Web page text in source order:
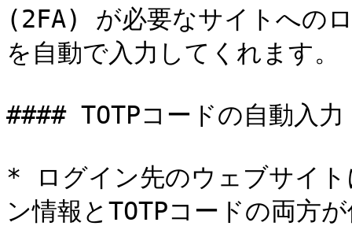
(2FA) が必要なサイトへの
を自動で入力してくれます。
#### TOTPコードの自動入力
* ログイン先のウェブサイ
ン情報とTOTPコードの両方